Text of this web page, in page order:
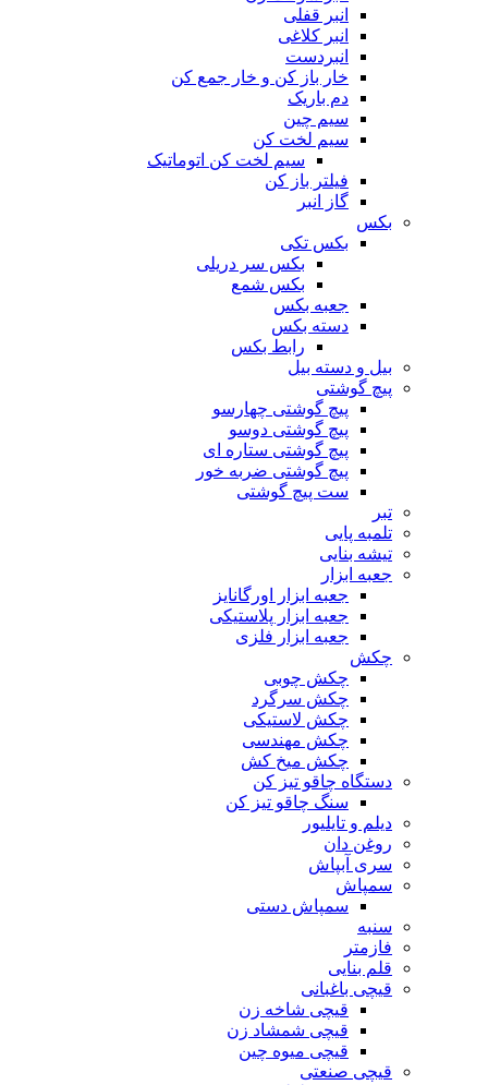
انبر قفلی
انبر کلاغی
انبردست
خار باز کن و خار جمع کن
دم باریک
سیم چین
سیم لخت کن
سیم لخت کن اتوماتیک
فیلتر باز کن
گاز انبر
بکس
بکس تکی
بکس سر دریلی
بکس شمع
جعبه بکس
دسته بکس
رابط بکس
بیل و دسته بیل
پیچ گوشتی
پیچ گوشتی چهارسو
پیچ گوشتی دوسو
پیچ گوشتی ستاره‌ ای
پیچ گوشتی ضربه خور
ست پیچ گوشتی
تبر
تلمبه پایی
تیشه بنایی
جعبه ابزار
جعبه ابزار اورگانایز
جعبه ابزار پلاستیکی
جعبه ابزار فلزی
چکش
چکش چوبی
چکش سرگرد
چکش لاستیکی
چکش مهندسی
چکش میخ کش
دستگاه چاقو تیز کن
سنگ چاقو تیز کن
دیلم و تایلیور
روغن دان
سری آبپاش
سمپاش
سمپاش دستی
سنبه
فازمتر
قلم بنایی
قیچی باغبانی
قیچی شاخه زن
قیچی شمشاد زن
قیچی میوه چین
قیچی صنعتی